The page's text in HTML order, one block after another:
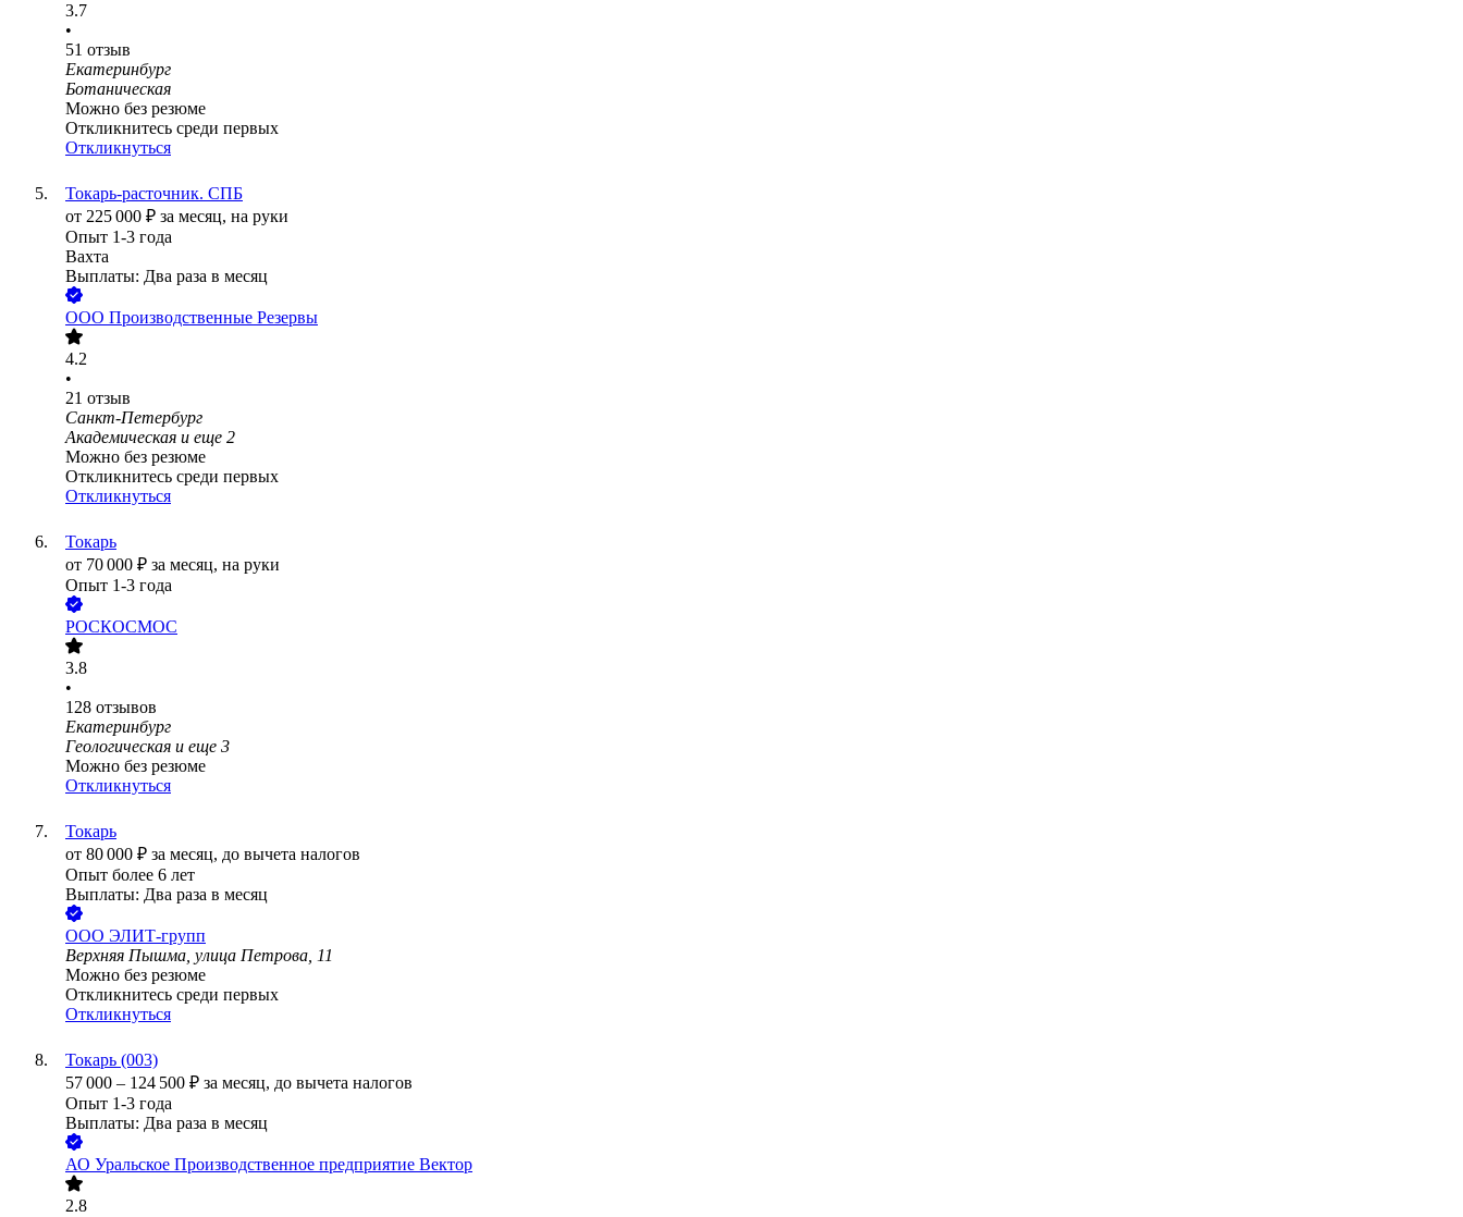
3.7
•
51 отзыв
Екатеринбург
Ботаническая
Можно без резюме
Откликнитесь среди первых
Откликнуться
Токарь-расточник. СПБ
от 225 000 ₽ за месяц, на руки
Опыт 1-3 года
Вахта
Выплаты: Два раза в месяц
ООО Производственные Резервы
4.2
•
21 отзыв
Санкт-Петербург
Академическая и еще 2
Можно без резюме
Откликнитесь среди первых
Откликнуться
Токарь
от 70 000 ₽ за месяц, на руки
Опыт 1-3 года
РОСКОСМОС
3.8
•
128 отзывов
Екатеринбург
Геологическая и еще 3
Можно без резюме
Откликнуться
Токарь
от 80 000 ₽ за месяц, до вычета налогов
Опыт более 6 лет
Выплаты: Два раза в месяц
ООО ЭЛИТ-групп
Верхняя Пышма, улица Петрова, 11
Можно без резюме
Откликнитесь среди первых
Откликнуться
Токарь (003)
57 000 – 124 500 ₽ за месяц, до вычета налогов
Опыт 1-3 года
Выплаты: Два раза в месяц
АО Уральское Производственное предприятие Вектор
2.8